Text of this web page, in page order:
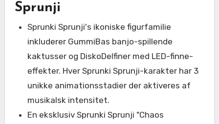
Sprunji
Sprunki Sprunji's ikoniske figurfamilie
inkluderer GummiBas banjo-spillende
kaktusser og DiskoDelfiner med LED-finne-
effekter. Hver Sprunki Sprunji-karakter har 3
unikke animationsstadier der aktiveres af
musikalsk intensitet.
En eksklusiv Sprunki Sprunji "Chaos